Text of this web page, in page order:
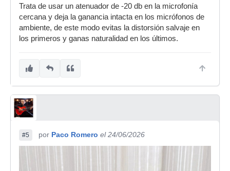
Trata de usar un atenuador de -20 db en la microfonía
cercana y deja la ganancia intacta en los micrófonos de
ambiente, de este modo evitas la distorsión salvaje en
los primeros y ganas naturalidad en los últimos.
#5 por Paco Romero el 24/06/2026